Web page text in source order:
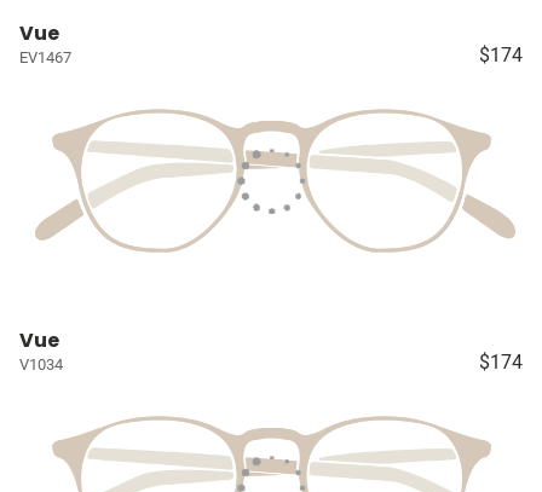
Vue
EV1467 $174
Vue
V1034 $174